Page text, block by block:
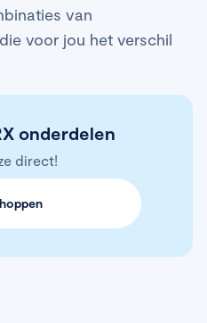
van
voor jou het verschil
onderdelen
direct!